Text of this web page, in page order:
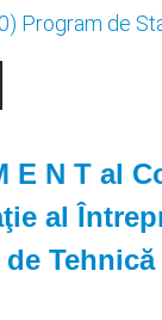
E N T al
al